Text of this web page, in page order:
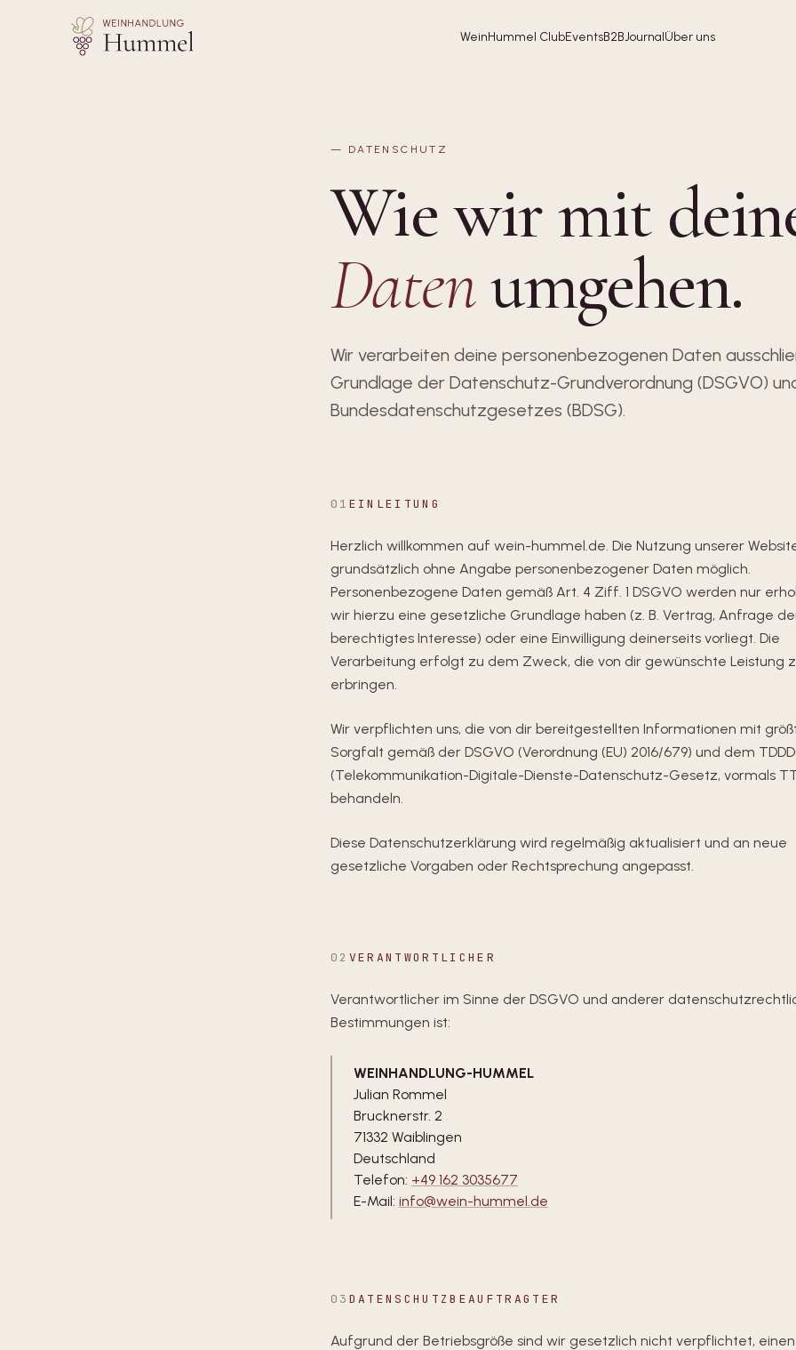
WeinHummel ClubEventsB2BJournalÜber uns
— DATENSCHUTZ
Wie wir mit
Datenumgehen.
Wir verarbeiten deine personenbezogenen Daten
Grundlage der Datenschutz-Grundverordnung (DSGVO)
Bundesdatenschutzgesetzes (BDSG).
01 EINLEITUNG
Herzlich willkommen auf wein-hummel.de. Die Nutzung unserer
grundsätzlich ohne Angabe personenbezogener Daten möglich.
Personenbezogene Daten gemäß Art. 4 Ziff. 1 DSGVO werden nur
wir hierzu eine gesetzliche Grundlage haben (z. B. Vertrag, Anfrage
berechtigtes Interesse) oder eine Einwilligung deinerseits vorliegt. Die
Verarbeitung erfolgt zu dem Zweck, die von dir gewünschte Leistung
erbringen.
Wir verpflichten uns, die von dir bereitgestellten Informationen mit
Sorgfalt gemäß der DSGVO (Verordnung (EU) 2016/679) und dem
(Telekommunikation-Digitale-Dienste-Datenschutz-Gesetz, vormals
behandeln.
Diese Datenschutzerklärung wird regelmäßig aktualisiert und an neue
gesetzliche Vorgaben oder Rechtsprechung angepasst.
02 VERANTWORTLICHER
Verantwortlicher im Sinne der DSGVO und anderer
Bestimmungen ist:
WEINHANDLUNG-HUMMEL
Julian Rommel
Brucknerstr. 2
71332 Waiblingen
Deutschland
Telefon: +49 162 3035677
E-Mail: info@wein-hummel.de
03 DATENSCHUTZBEAUFTRAGTER
Aufgrund der Betriebsgröße sind wir gesetzlich nicht verpflichtet, einen